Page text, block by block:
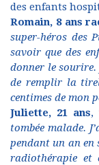
des enfants
Romain, 8 ans
super-héros des
savoir que des
donner le sourire.
de remplir la
centimes de mon
Juliette, 21 ans,
tombée malade.
pendant un an en
radiothérapie et